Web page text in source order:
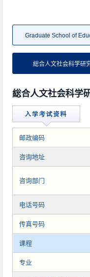
Graduate School of
総合人文社会科学研
総合人文社会科学
邮政编码
咨询地址
咨询部门
电话号码
传真号码
课程
专业